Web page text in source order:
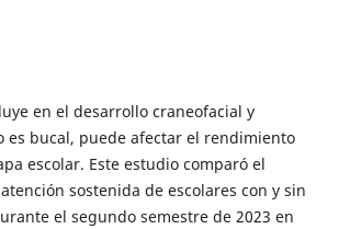
en el desarrollo craneofacial y
es bucal, puede afectar el rendimiento
escolar. Este estudio comparó el
sostenida de escolares con y sin
el segundo semestre de 2023 en